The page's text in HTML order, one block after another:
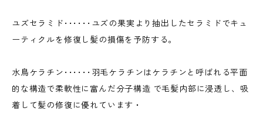
ユズセラミド･･････ユズの果実より抽出したセラミドでキュ
ーティクルを修復し髪の損傷を予防する。
水鳥ケラチン･･････羽毛ケラチンはケラチンと呼ばれる平面
的な構造で柔軟性に富んだ分子構造 で毛髪内部に浸透し、吸
着して髪の修復に優れています・